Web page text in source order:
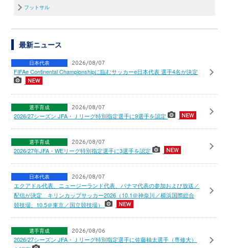
フットサル
最新ニュース
日本代表 2026/08/07
FIFAe Continental Championshipに臨むサッカーe日本代表 選手4名が決定
選手育成 2026/08/07
2026/27シーズン JFA・Ｊリーグ特別指定選手に9選手を認定
選手育成 2026/08/07
2026/27年JFA・WEリーグ特別指定選手に3選手を認定
日本代表 2026/08/07
エクアドル代表、ニュージーランド代表、パナマ代表の参加および放送／
配信が決定 キリンカップサッカー2026（10.1＠神奈川／横浜国際総合
競技場、10.5＠東京／国立競技場）
選手育成 2026/08/06
2026/27シーズン JFA・Ｊリーグ特別指定選手に佐藤柚太選手（専修大）